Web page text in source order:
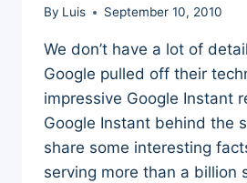
By Luis September 10, 2010
We don’t have a lot of
Google pulled off their
impressive Google Instant
Google Instant behind the
share some interesting
serving more than a billion